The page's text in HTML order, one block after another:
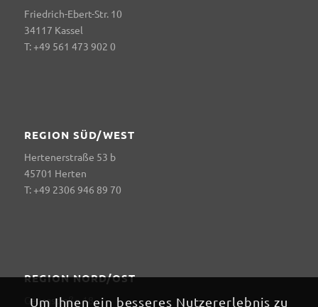
Friedrich-Ebert-Str. 10
34117 Kassel
T: +49 561 473 902 0
REGION SÜD/WEST
Hertenerstraße 53 b
45701 Herten
T: +49 2306 946 89 70
REGION NORD/OST
Georgstraße 18
Um Ihnen ein besseres Nutzererlebnis zu